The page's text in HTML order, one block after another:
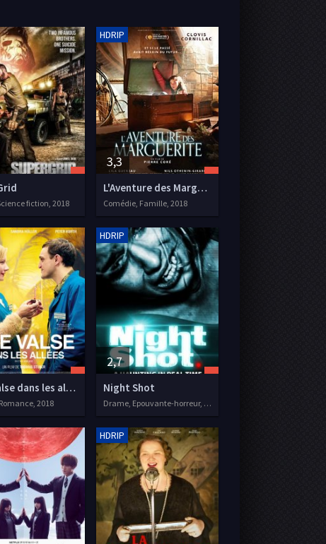
fiction, 2018
3,3
HDRIP
L'Aventure des Marguerite
Comédie, Famille, 2018
Une Valse dans les allées
2018
2,7
HDRIP
Night Shot
Drame, Epouvante-horreur, 2018
HDRIP